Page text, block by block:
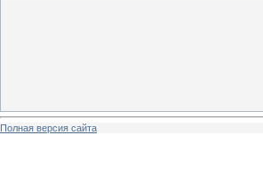
Полная версия сайта